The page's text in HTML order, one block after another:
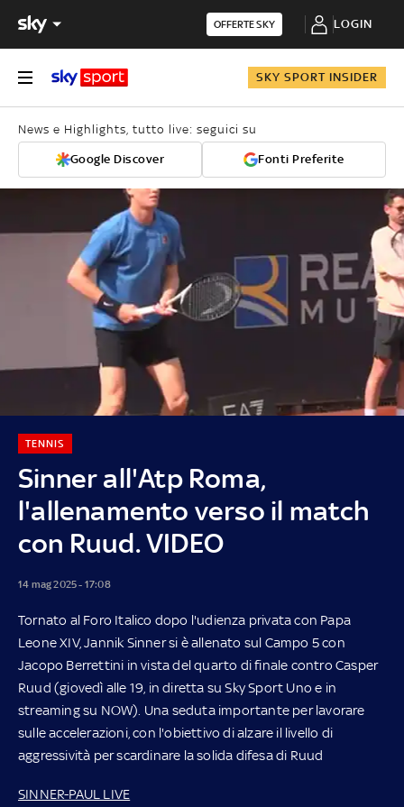
OFFERTE SKY LOGIN
SKY SPORT INSIDER
News e Highlights, tutto live: seguici su
Google Discover Fonti Preferite
Sinner all'Atp Roma,
l'allenamento verso il match
con Ruud. VIDEO
TENNIS
14 mag 2025 - 17:08
Tornato al Foro Italico dopo l'udienza privata con Papa
Leone XIV, Jannik Sinner si è allenato sul Campo 5 con
Jacopo Berrettini in vista del quarto di finale contro Casper
Ruud (giovedì alle 19, in diretta su Sky Sport Uno e in
streaming su NOW). Una seduta importante per lavorare
sulle accelerazioni, con l'obiettivo di alzare il livello di
aggressività per scardinare la solida difesa di Ruud
SINNER-PAUL LIVE